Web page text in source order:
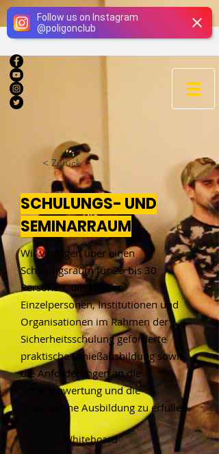
Follow us on Instagram
@poligonclub
< Zurück
SCHULUNGS- UND
SEMINARRAUM
Wir verfügen über einen
Schulungsraum für 25 bis 30
Personen, um die von
Einzelpersonen, Institutionen und
Organisationen im Rahmen der
Sicherheitsschulung geforderte
praktische Schießausbildung sowie
die Anforderungen an die
Schießbewertung und die
theoretische Ausbildung zu erfüllen.
Whiteboard